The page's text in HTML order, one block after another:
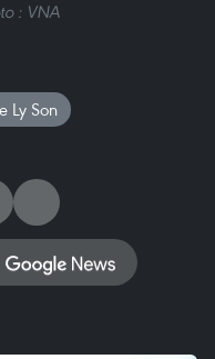
: VNA
Ly Son